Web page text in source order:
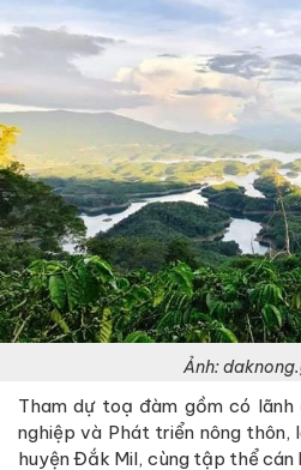
Ảnh:
Tham dự toạ đàm gồm có lãnh
nghiệp và Phát triển nông thôn,
huyện Đắk Mil, cùng tập thể cán